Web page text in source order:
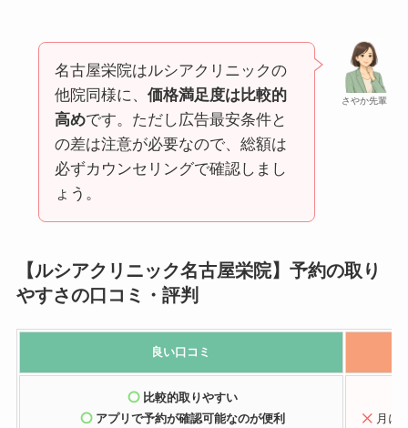
さやか先輩
名古屋栄院はルシアクリニックの
他院同様に、 価格満足度は比較的
高めです。ただし広告最安条件と
の差は注意が必要なので、総額は
必ずカウンセリングで確認しまし
ょう。
【ルシアクリニック名古屋栄院】予約の取り
やすさの口コミ・評判
良い口コミ
比較的取りやすい
アプリで予約が確認可能なのが便利 月に